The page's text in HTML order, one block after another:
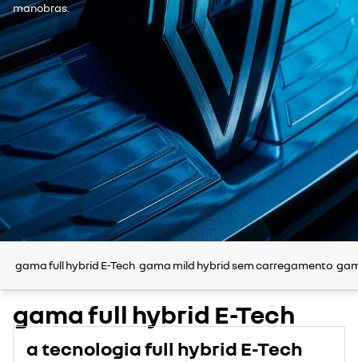
manobras.
gama full hybrid E-Tech gama mild hybrid sem carregamento
gama full hybrid E-Tech
a tecnologia full hybrid E-Tech